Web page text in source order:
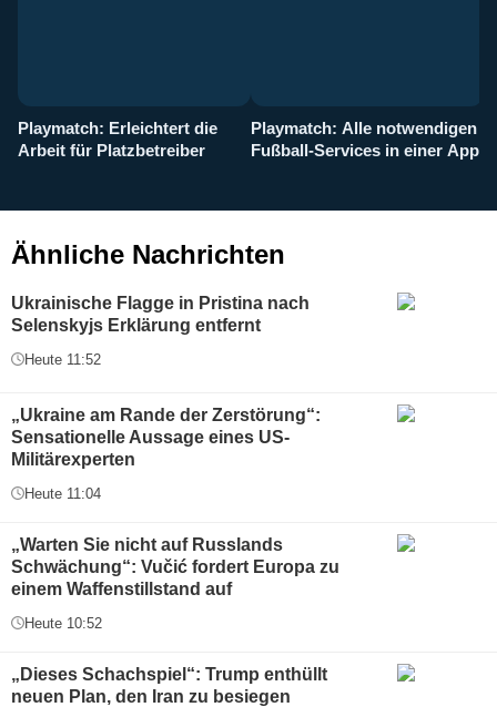
Playmatch: Erleichtert die
Arbeit für Platzbetreiber
Playmatch: Alle notwendigen
Fußball-Services in einer App
Ähnliche Nachrichten
Ukrainische Flagge in Pristina nach
Selenskyjs Erklärung entfernt
Heute 11:52
„Ukraine am Rande der Zerstörung“:
Sensationelle Aussage eines US-
Militärexperten
Heute 11:04
„Warten Sie nicht auf Russlands
Schwächung“: Vučić fordert Europa zu
einem Waffenstillstand auf
Heute 10:52
„Dieses Schachspiel“: Trump enthüllt
neuen Plan, den Iran zu besiegen